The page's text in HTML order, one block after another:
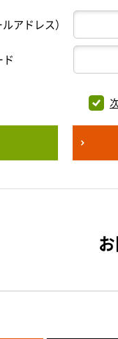
アドレス）